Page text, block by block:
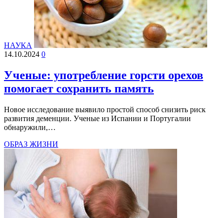
НАУКА
14.10.2024 0
Ученые: употребление горсти орехов
помогает сохранить память
Новое исследование выявило простой способ снизить риск
развития деменции. Ученые из Испании и Португалии
обнаружили,…
ОБРАЗ ЖИЗНИ